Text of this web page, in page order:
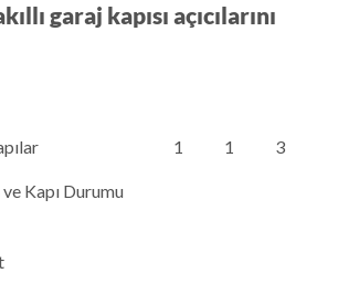
garaj kapısı açıcılarını
1 1 3
Kapı Durumu